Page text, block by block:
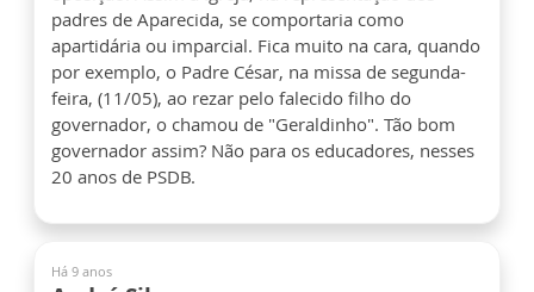
padres de Aparecida, se comportaria como
apartidária ou imparcial. Fica muito na cara, quando
por exemplo, o Padre César, na missa de segunda-
feira, (11/05), ao rezar pelo falecido filho do
governador, o chamou de "Geraldinho". Tão bom
governador assim? Não para os educadores, nesses
20 anos de PSDB.
Há 9 anos